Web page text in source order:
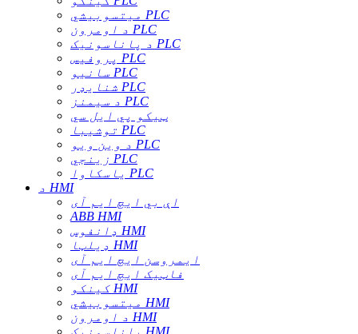
میتسوبیشي PLC
د اومرون PLC
د پاناسونیک PLC
پروفیس PLC
سانیو PLC
شنایډر PLC
د سیمنز PLC
ټیکو پي ایل سي
توشیبا PLC
د وین ویو PLC
زینجي PLC
یاسکاوا PLC
د HMI
اې بي ایچ ایم آی
ABB HMI
ډانفوس HMI
ډیلټا HMI
ایمروسن ایچ ایم آی
فاټیک ایچ ایم آی
کینکو HMI
میتسوبیشي HMI
د اومرون HMI
پاناسونیک HMI